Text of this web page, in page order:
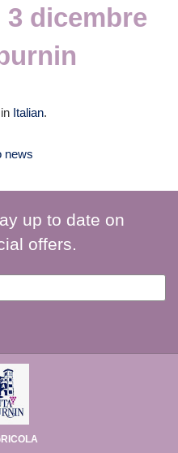
3 dicembre
Italian.
news
up to date on
offers.